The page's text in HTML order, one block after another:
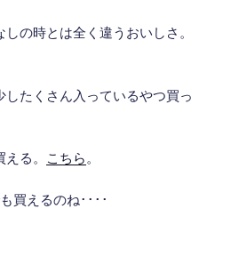
の時とは全く違うおいしさ。
したくさん入っているやつ買っ
る。 こちら 。
買えるのね････